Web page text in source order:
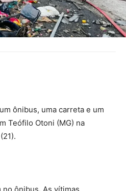
ônibus, uma carreta e um
Teófilo Otoni (MG) na